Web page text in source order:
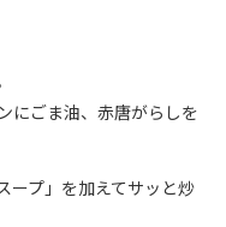
にごま油、赤唐がらしを
ープ」を加えてサッと炒